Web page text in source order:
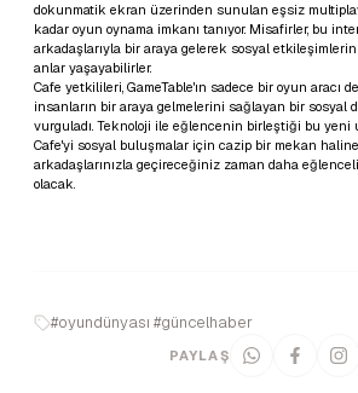
dokunmatik ekran üzerinden sunulan eşsiz
kadar oyun oynama imkanı tanıyor. Misafirler, bu
arkadaşlarıyla bir araya gelerek sosyal
anlar yaşayabilirler.
Cafe yetkilileri, GameTable'ın sadece bir oyun aracı
insanların bir araya gelmelerini sağlayan bir sosyal
vurguladı. Teknoloji ile eğlencenin birleştiği bu yeni
Cafe'yi sosyal buluşmalar için cazip bir mekan haline
arkadaşlarınızla geçireceğiniz zaman daha
olacak.
#oyundünyası #güncelhaber
PAYLAŞ